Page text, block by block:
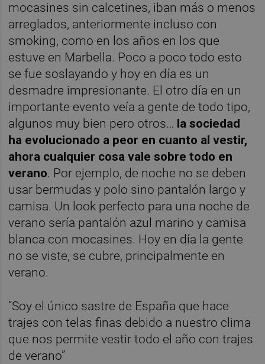
mocasines sin calcetines, iban más o menos
arreglados, anteriormente incluso con
smoking, como en los años en los que
estuve en Marbella. Poco a poco todo esto
se fue soslayando y hoy en día es un
desmadre impresionante. El otro día en un
importante evento veía a gente de todo tipo,
algunos muy bien pero otros… la sociedad
ha evolucionado a peor en cuanto al vestir,
ahora cualquier cosa vale sobre todo en
verano. Por ejemplo, de noche no se deben
usar bermudas y polo sino pantalón largo y
camisa. Un look perfecto para una noche de
verano sería pantalón azul marino y camisa
blanca con mocasines. Hoy en día la gente
no se viste, se cubre, principalmente en
verano.
“Soy el único sastre de España que hace
trajes con telas finas debido a nuestro clima
que nos permite vestir todo el año con trajes
de verano”